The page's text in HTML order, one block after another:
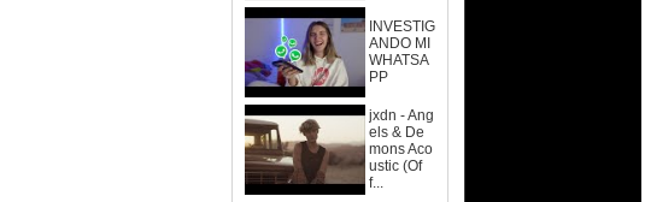
INVESTIG
ANDO MI
WHATSA
PP
jxdn - Ang
els & De
mons Aco
ustic (Of
f...